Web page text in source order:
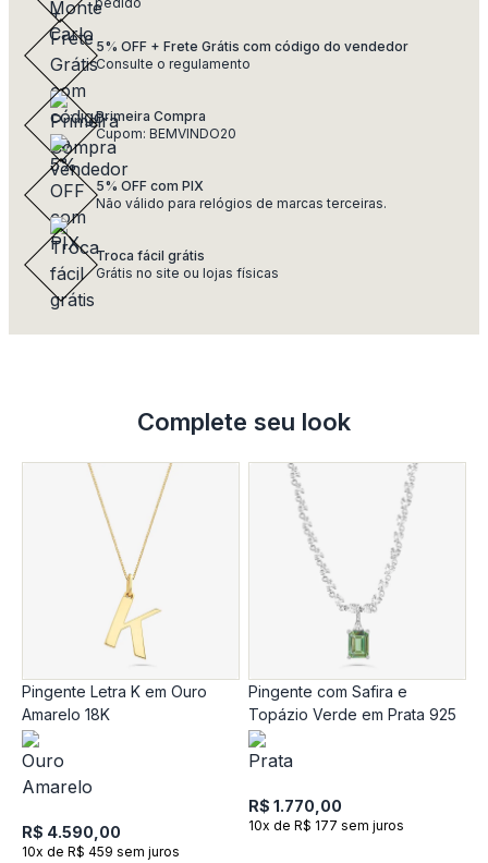
5% OFF + Frete Grátis com código do vendedor
Consulte o regulamento
Primeira Compra
Cupom: BEMVINDO20
5% OFF com PIX
Não válido para relógios de marcas terceiras.
Troca fácil grátis
Grátis no site ou lojas físicas
Complete seu look
Pingente Letra K em Ouro
Amarelo 18K
R$ 4.590,00
10x de R$ 459 sem juros
Pingente com Safira e
Topázio Verde em Prata 925
R$ 1.770,00
10x de R$ 177 sem juros